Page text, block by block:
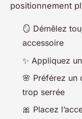
positionnement
🪞 Démêlez
accessoire
✨ Appliquez
🌸 Préférez un
trop serrée
🎀 Placez